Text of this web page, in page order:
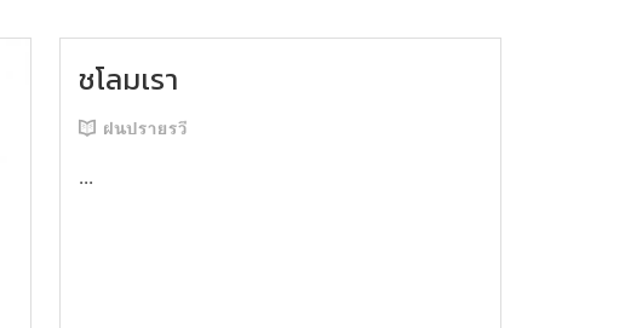
ชโลมเรา
ฝนปรายรวี
...